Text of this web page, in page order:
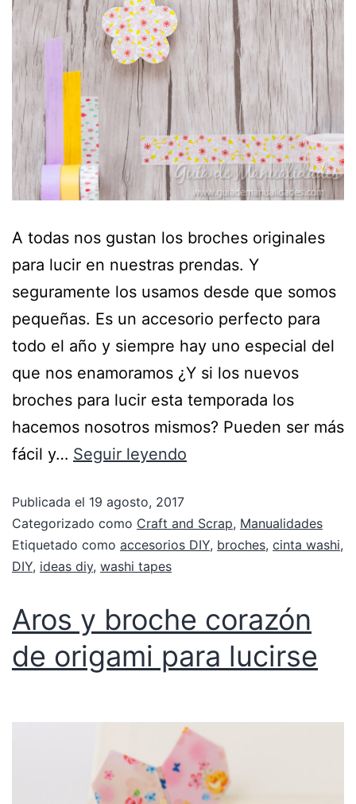
A todas nos gustan los broches originales
para lucir en nuestras prendas. Y
seguramente los usamos desde que somos
pequeñas. Es un accesorio perfecto para
todo el año y siempre hay uno especial del
que nos enamoramos ¿Y si los nuevos
broches para lucir esta temporada los
hacemos nosotros mismos? Pueden ser más
fácil y… Seguir leyendo
Publicada el 19 agosto, 2017
Categorizado como Craft and Scrap, Manualidades
Etiquetado como accesorios DIY, broches, cinta washi,
DIY, ideas diy, washi tapes
Aros y broche corazón
de origami para lucirse